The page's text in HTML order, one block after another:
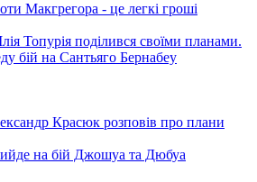
Макгрегора - це легкі гроші
бій на Сантьяго Бернабеу
на бій Джошуа та Дюбуа